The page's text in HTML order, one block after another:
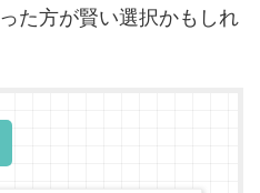
た方が賢い選択かもしれ